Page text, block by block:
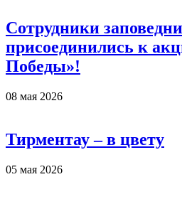
Сотрудники
присоединились к
Победы»!
08 мая 2026
Тирментау – в цвету
05 мая 2026